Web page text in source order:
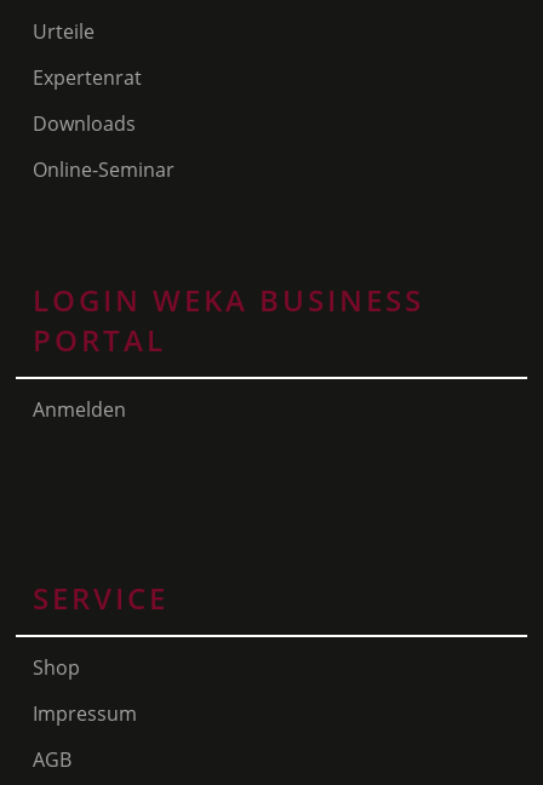
Urteile
Expertenrat
Downloads
Online-Seminar
LOGIN WEKA BUSINESS
PORTAL
Anmelden
SERVICE
Shop
Impressum
AGB